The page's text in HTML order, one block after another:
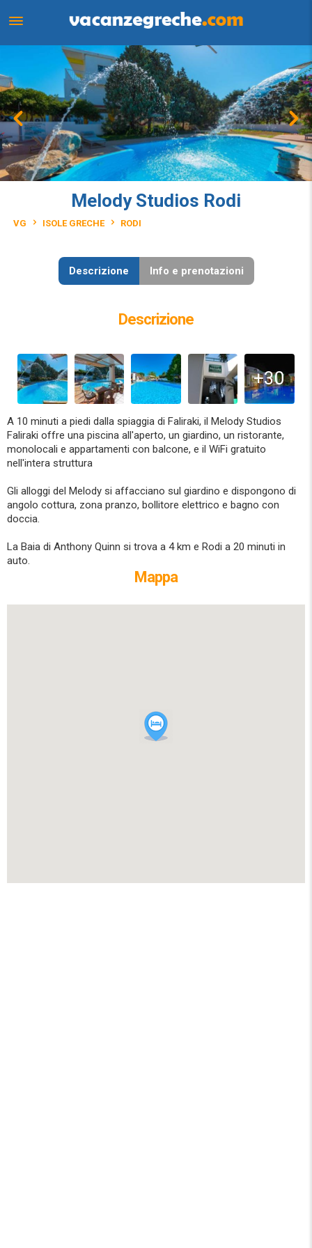
Melody Studios Rodi
VG ISOLE GRECHE RODI
Descrizione Info e prenotazioni
Descrizione
+30
A 10 minuti a piedi dalla spiaggia di Faliraki, il Melody Studios
Faliraki offre una piscina all'aperto, un giardino, un ristorante,
monolocali e appartamenti con balcone, e il WiFi gratuito
nell'intera struttura
Gli alloggi del Melody si affacciano sul giardino e dispongono di
angolo cottura, zona pranzo, bollitore elettrico e bagno con
doccia.
La Baia di Anthony Quinn si trova a 4 km e Rodi a 20 minuti in
auto.
Mappa